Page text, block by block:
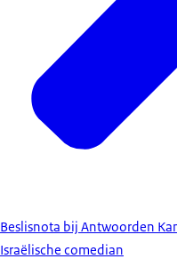
Beslisnota bij Antwoorden
Israëlische comedian